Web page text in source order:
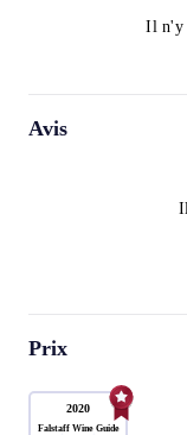
Il n'y
Avis
Prix
2020
Falstaff Wine Guide